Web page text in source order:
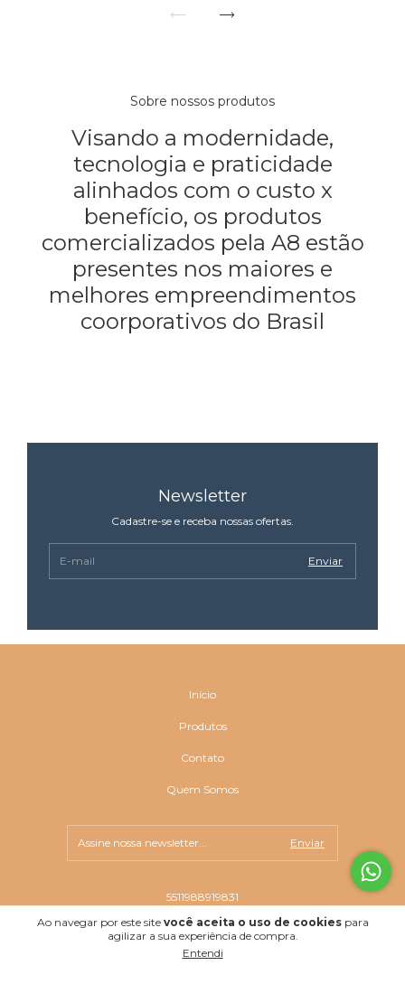
Ao navegar por este site você aceita o uso de cookiespara
agilizar a sua experiência de compra.
Entendi
Sobre nossos produtos
Visando a modernidade,
tecnologia e praticidade
alinhados com o custo x
benefício, os produtos
comercializados pela A8 estão
presentes nos maiores e
melhores empreendimentos
coorporativos do Brasil
Newsletter
Cadastre-se e receba nossas ofertas.
Início
Produtos
Contato
Quem Somos
5511988919831